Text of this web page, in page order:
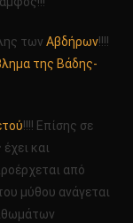
των Αβδήρων!!!!
της Βάδης-
!!!! Επίσης σε
και
από
μύθου ανάγεται